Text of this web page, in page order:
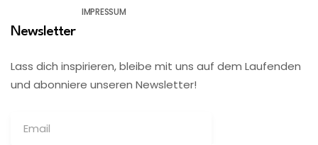
IMPRESSUM
Newsletter
Lass dich inspirieren, bleibe mit uns auf dem Laufenden
und abonniere unseren Newsletter!